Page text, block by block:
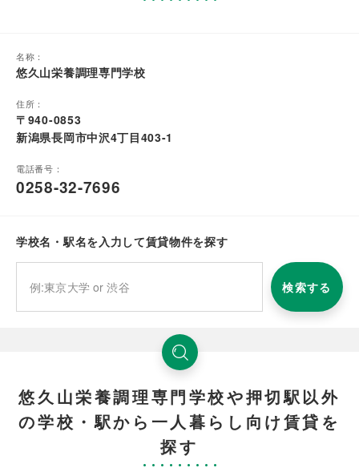
名称：
悠久山栄養調理専門学校
住所：
〒940-0853
新潟県長岡市中沢4丁目403-1
電話番号：
0258-32-7696
学校名・駅名を入力して賃貸物件を探す
検索する
悠久山栄養調理専門学校や押切駅以外
の学校・駅から一人暮らし向け賃貸を
探す